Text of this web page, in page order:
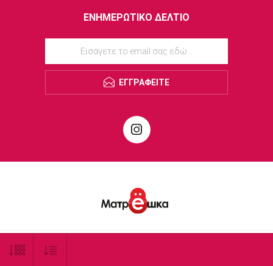
ΕΝΗΜΕΡΩΤΙΚΌ ΔΕΛΤΊΟ
ΕΓΓΡΑΦΕΊΤΕ